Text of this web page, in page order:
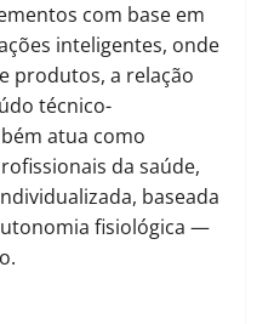
com base em
inteligentes, onde
produtos, a relação
técnico-
atua como
da saúde,
baseada
fisiológica —